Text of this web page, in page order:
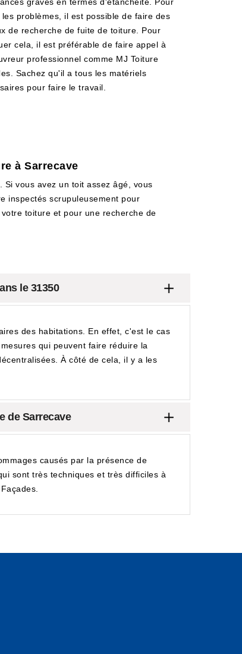
les problèmes, il est possible de faire des
de recherche de fuite de toiture. Pour
cela, il est préférable de faire appel à
professionnel comme MJ Toiture
Sachez qu'il a tous les matériels
pour faire le travail.
à Sarrecave
vous avez un toit assez âgé, vous
inspectés scrupuleusement pour
toiture et pour une recherche de
le 31350
des habitations. En effet, c'est le cas
qui peuvent faire réduire la
À côté de cela, il y a les
de Sarrecave
causés par la présence de
sont très techniques et très difficiles à